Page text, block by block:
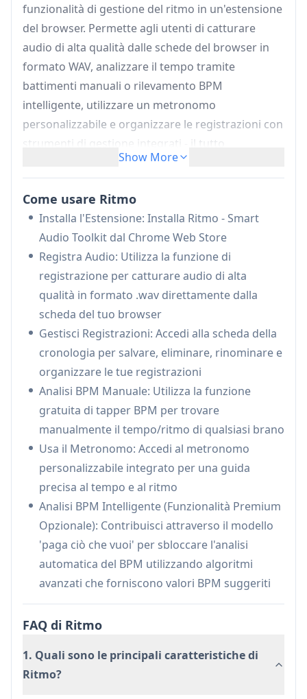
funzionalità di gestione del ritmo in un'estensione
del browser. Permette agli utenti di catturare
audio di alta qualità dalle schede del browser in
formato WAV, analizzare il tempo tramite
battimenti manuali o rilevamento BPM
intelligente, utilizzare un metronomo
personalizzabile e organizzare le registrazioni con
strumenti di gestione integrati - il tutto
mantenendo la privacy dell'utente attraverso
l'elaborazione locale.
Registrazione Audio di Alta Qualità:
audio cristallino direttamente dalle schede del
browser in formato WAV con qualità
professionale
Strumenti di Analisi BPM:Offre sia
funzionalità di battimento manuale che analisi
BPM intelligente (funzione premium) per una
rilevazione accurata del ritmo
Gestione delle Registrazioni:Sistema
completo per salvare, eliminare, rinominare e
organizzare le registrazioni audio in una
scheda di cronologia dedicata
Metronomo Integrato:Funzione di
metronomo personalizzabile per un timing
preciso e pratica del ritmo
Casi d'uso di Ritmo
Produzione Musicale: Musicisti e produttori
possono registrare campioni audio, analizzare
i tempi e mantenere la coerenza del ritmo nei
loro progetti
strumenti di analisi BPM per l'allenamento al
ritmo e le sessioni di pratica
Creazione di Contenuti: Podcaster e creatori di
Show More
Come usare Ritmo
Installa l'Estensione: Installa Ritmo - Smart
Audio Toolkit dal Chrome Web Store
Registra Audio: Utilizza la funzione di
registrazione per catturare audio di alta
qualità in formato .wav direttamente dalla
scheda del tuo browser
Gestisci Registrazioni: Accedi alla scheda della
cronologia per salvare, eliminare, rinominare e
organizzare le tue registrazioni
Analisi BPM Manuale: Utilizza la funzione
gratuita di tapper BPM per trovare
manualmente il tempo/ritmo di qualsiasi brano
Usa il Metronomo: Accedi al metronomo
personalizzabile integrato per una guida
precisa al tempo e al ritmo
Analisi BPM Intelligente (Funzionalità Premium
Opzionale): Contribuisci attraverso il modello
'paga ciò che vuoi' per sbloccare l'analisi
automatica del BPM utilizzando algoritmi
avanzati che forniscono valori BPM suggeriti
FAQ di Ritmo
1. Quali sono le principali caratteristiche di
Ritmo?